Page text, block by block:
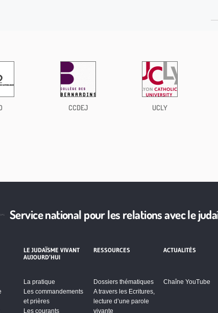
CCDEJ UCLY
Service national pour les relations avec le
LE JUDAÏSME VIVANT
AUJOURD’HUI
La pratique
Les commandements
et prières
Les courants
RESSOURCES
Dossiers thématiques
A travers les Ecritures,
lecture d’une parole
vivante
ACTUALITÉS
Chaîne YouTube